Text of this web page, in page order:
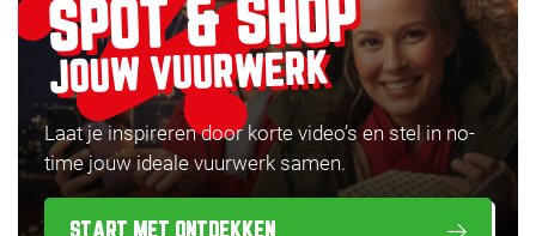
SPOT & SHOP
JOUW VUURWERK
Laat je inspireren door korte video’s en stel in no-
time jouw ideale vuurwerk samen.
START MET ONTDEKKEN